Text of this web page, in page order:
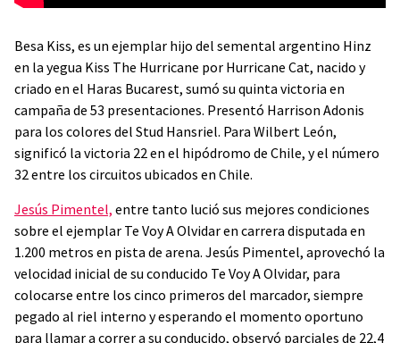
Besa Kiss, es un ejemplar hijo del semental argentino Hinz
en la yegua Kiss The Hurricane por Hurricane Cat, nacido y
criado en el Haras Bucarest, sumó su quinta victoria en
campaña de 53 presentaciones. Presentó Harrison Adonis
para los colores del Stud Hansriel. Para Wilbert León,
significó la victoria 22 en el hipódromo de Chile, y el número
32 entre los circuitos ubicados en Chile.
Jesús Pimentel, entre tanto lució sus mejores condiciones
sobre el ejemplar Te Voy A Olvidar en carrera disputada en
1.200 metros en pista de arena. Jesús Pimentel, aprovechó la
velocidad inicial de su conducido Te Voy A Olvidar, para
colocarse entre los cinco primeros del marcador, siempre
pegado al riel interno y esperando el momento oportuno
para llamar a correr a su conducido, observó parciales de 22,4